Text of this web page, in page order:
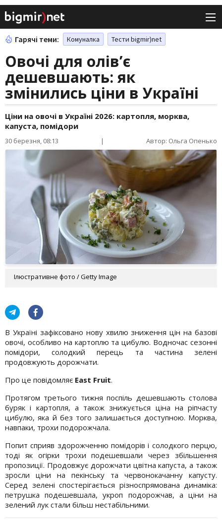
Гарячі теми: Комуналка Тести bigmir)net
Овочі для олів’є
дешевшають: як
змінились ціни в Україні
Ціни на овочі в Україні 2026: картопля, морква,
капуста, помідори
30 березня, 08:13 | Автор: Ольга Опенько
Ілюстративне фото / Getty Image
В Україні зафіксовано нову хвилю зниження цін на базові
овочі, особливо на картоплю та цибулю. Водночас сезонні
помідори, солодкий перець та частина зелені
продовжують дорожчати.
Про це повідомляє East Fruit.
Протягом третього тижня поспіль дешевшають столова
буряк і картопля, а також знижується ціна на ріпчасту
цибулю, яка й без того залишається доступною. Морква,
навпаки, трохи подорожчала.
Попит сприяв здорожченню помідорів і солодкого перцю,
тоді як огірки трохи подешевшали через збільшення
пропозиції. Продовжує дорожчати цвітна капуста, а також
зросли ціни на пекінську та червонокачанну капусту.
Серед зелені спостерігається різноспрямована динаміка:
петрушка подешевшала, укроп подорожчав, а ціни на
зелений лук стали більш нестабільними.